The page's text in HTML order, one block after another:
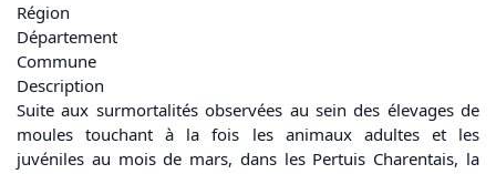
Région
Département
Commune
Description
Suite aux surmortalités observées au sein des élevages de
moules touchant à la fois les animaux adultes et les
juvéniles au mois de mars, dans les Pertuis Charentais, la